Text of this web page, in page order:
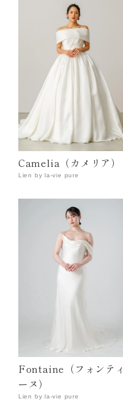
Camelia（カメリア）
Lien by la-vie pure
Fontaine（フォンティ
ーヌ）
Lien by la-vie pure